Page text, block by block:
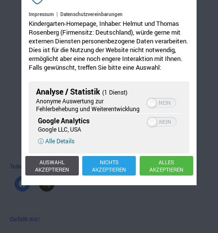
Spiegelspielereien
Tastsäckchen / Diebische Elstern
Lange Leitung / Wunsch frei
Wer kann mit dem Rücken lesen?
Fruit salad / Betty Botter
Mittelalter
Kessel der Weisheit / Heilige Haine / Keltischer
Lebensbaum
Ideensammlung: Wasser – Sand
Teilen mit:
Gefällt mir:
Impressum | Datenschutzvereinbarungen
Kindergarten-Homepage, Inhaber: Helmut und Thomas
Rosenberg (Firmensitz: Deutschland), würde gerne mit
externen Diensten personenbezogene Daten verarbeiten.
Dies ist für die Nutzung der Website nicht notwendig,
ermöglicht aber eine noch engere Interaktion mit Ihnen.
Falls gewünscht, treffen Sie bitte eine Auswahl:
Analyse / Statistik (1 Dienst)
Anonyme Auswertung zur
Fehlerbehebung und Weiterentwicklung
Google Analytics
Google LLC, USA
ⓘ Alle Details
AUSWAHL
AKZEPTIEREN
NICHTS
AKZEPTIEREN
ALLES
AKZEPTIEREN